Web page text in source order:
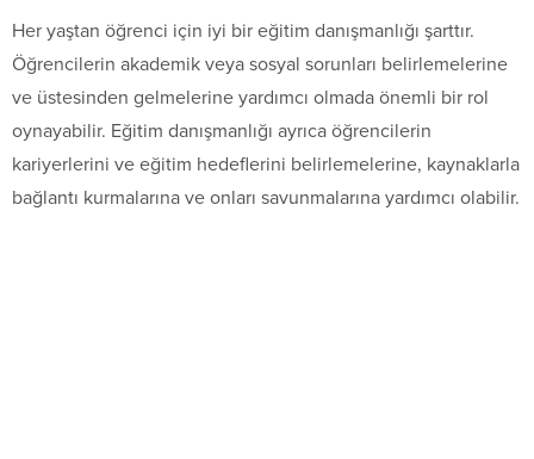
Her yaştan öğrenci için iyi bir eğitim danışmanlığı şarttır.
Öğrencilerin akademik veya sosyal sorunları belirlemelerine
ve üstesinden gelmelerine yardımcı olmada önemli bir rol
oynayabilir. Eğitim danışmanlığı ayrıca öğrencilerin
kariyerlerini ve eğitim hedeflerini belirlemelerine, kaynaklarla
bağlantı kurmalarına ve onları savunmalarına yardımcı olabilir.